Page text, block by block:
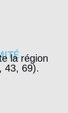
la région
43, 69).